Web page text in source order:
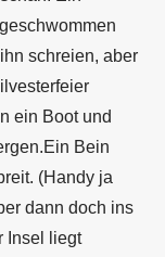
schreien, aber
ein Boot und
Bein
(Handy ja
dann doch ins
Insel liegt